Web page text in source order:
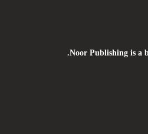
Noor Publishing is a